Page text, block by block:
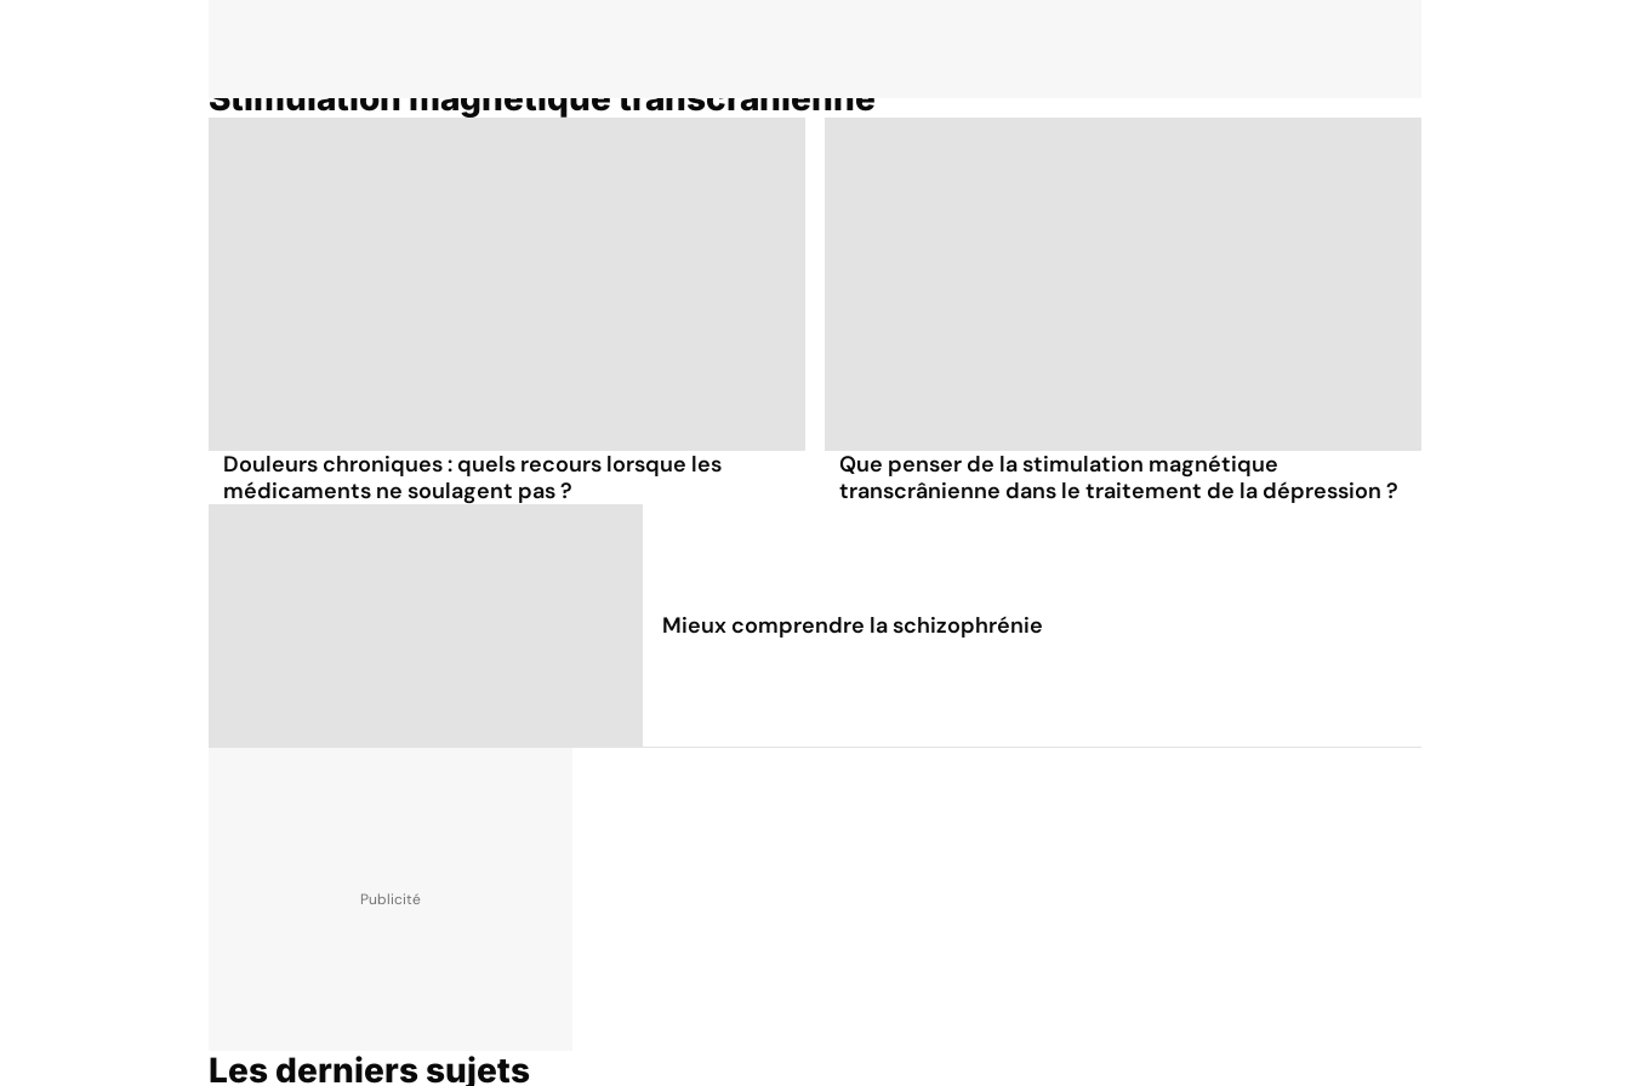
Stimulation magnétique transcrânienne
Douleurs chroniques : quels recours lorsque les
médicaments ne soulagent pas ?
Que penser de la stimulation magnétique
transcrânienne dans le traitement de la dépression ?
Mieux comprendre la schizophrénie
Les derniers sujets